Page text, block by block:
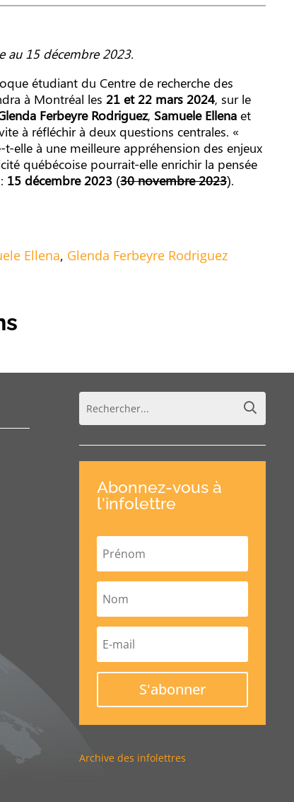
au 15 décembre 2023.
étudiant du Centre de recherche des
à Montréal les 21 et 22 mars 2024, sur le
Ferbeyre Rodriguez, Samuele Ellena et
à réfléchir à deux questions centrales. «
elle à une meilleure appréhension des enjeux
québécoise pourrait-elle enrichir la pensée
15 décembre 2023 (30 novembre 2023).
Ellena, Glenda Ferbeyre Rodriguez
Abonnez-vous à
l'infolettre
S'abonner
Archive des infolettres